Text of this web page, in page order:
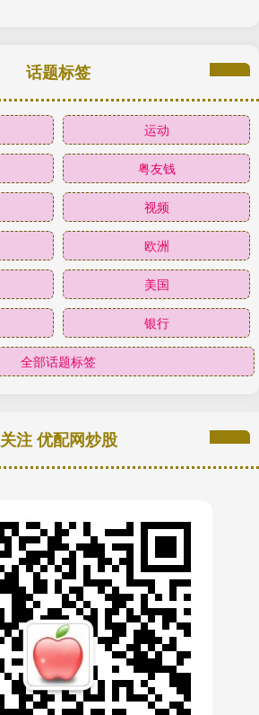
话题标签
运动
粤友钱
视频
欧洲
美国
银行
全部话题标签
关注 优配网炒股